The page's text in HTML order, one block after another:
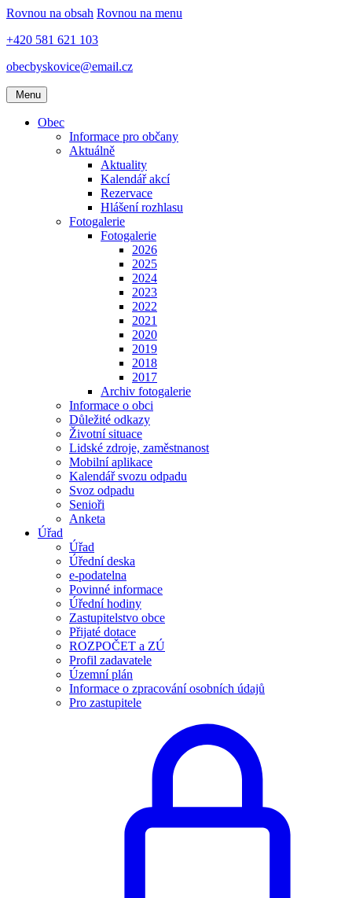
Rovnou na obsah Rovnou na menu
+420 581 621 103
obecbyskovice@email.cz
Menu
Obec
Informace pro občany
Aktuálně
Aktuality
Kalendář akcí
Rezervace
Hlášení rozhlasu
Fotogalerie
Fotogalerie
2026
2025
2024
2023
2022
2021
2020
2019
2018
2017
Archiv fotogalerie
Informace o obci
Důležité odkazy
Životní situace
Lidské zdroje, zaměstnanost
Mobilní aplikace
Kalendář svozu odpadu
Svoz odpadu
Senioři
Anketa
Úřad
Úřad
Úřední deska
e-podatelna
Povinné informace
Úřední hodiny
Zastupitelstvo obce
Přijaté dotace
ROZPOČET a ZÚ
Profil zadavatele
Územní plán
Informace o zpracování osobních údajů
Pro zastupitele